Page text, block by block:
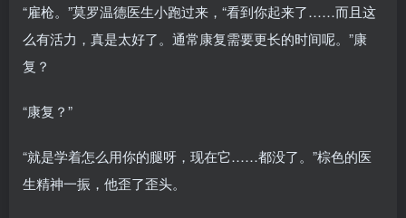
“雇枪。”莫罗温德医生小跑过来，“看到你起来了……而且这
么有活力，真是太好了。通常康复需要更长的时间呢。”康
复？
“康复？”
“就是学着怎么用你的腿呀，现在它……都没了。”棕色的医
生精神一振，他歪了歪头。